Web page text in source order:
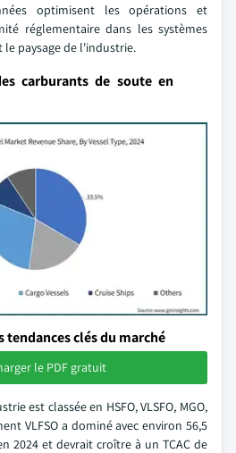
optimisent les opérations et
réglementaire dans les systèmes
paysage de l'industrie.
carburants de soute en
tendances clés du marché
le PDF gratuit
est classée en HSFO, VLSFO, MGO,
VLFSO a dominé avec environ 56,5
2024 et devrait croître à un TCAC de